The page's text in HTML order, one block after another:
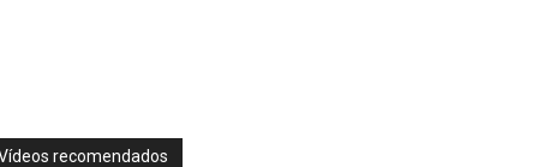
recomendados